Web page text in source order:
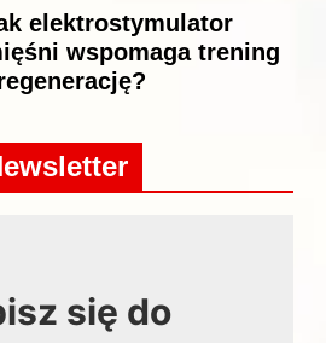
elektrostymulator
wspomaga trening
się do